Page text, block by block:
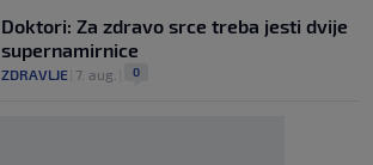
Doktori: Za zdravo srce treba jesti dvije
supernamirnice
ZDRAVLJE 7. aug. 0